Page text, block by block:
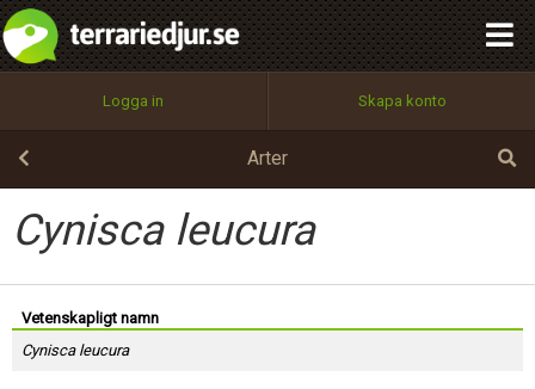
Logga in Skapa konto
Arter
Cynisca leucura
Vetenskapligt namn
Cynisca leucura
Utför
100%
OK
integritetspolicy
Namn:
Epost:
Användarnamn:
Lösenord:
Begär nytt lösenord
Tillbaka till förstasidan